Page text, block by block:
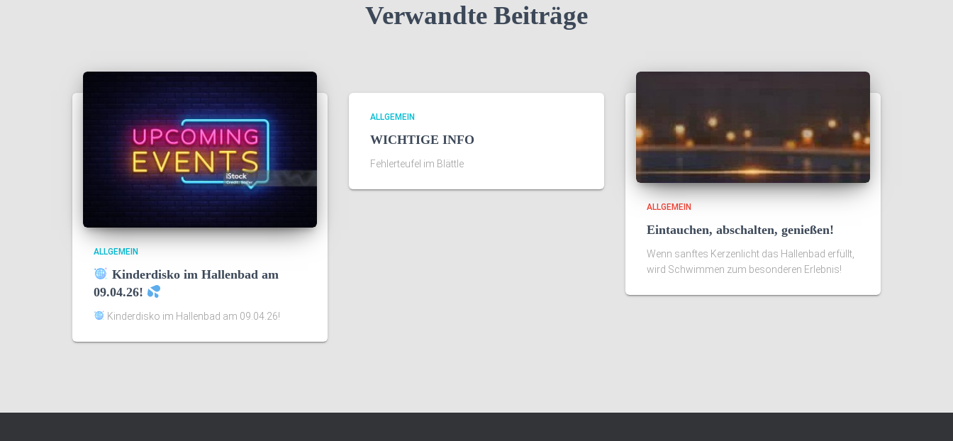
Verwandte Beiträge
ALLGEMEIN
Kinderdisko im Hallenbad am
09.04.26!
Kinderdisko im Hallenbad am 09.04.26!
ALLGEMEIN
WICHTIGE INFO
Fehlerteufel im Blättle
ALLGEMEIN
Eintauchen, abschalten, genießen!
Wenn sanftes Kerzenlicht das Hallenbad erfüllt,
wird Schwimmen zum besonderen Erlebnis!